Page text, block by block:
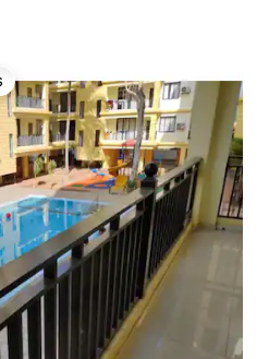
dos hóspedes